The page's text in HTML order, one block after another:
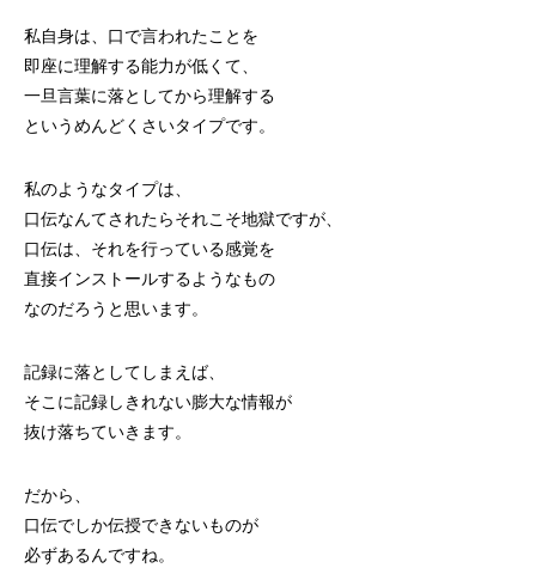
私自身は、口で言われたことを
即座に理解する能力が低くて、
一旦言葉に落としてから理解する
というめんどくさいタイプです。
私のようなタイプは、
口伝なんてされたらそれこそ地獄ですが、
口伝は、それを行っている感覚を
直接インストールするようなもの
なのだろうと思います。
記録に落としてしまえば、
そこに記録しきれない膨大な情報が
抜け落ちていきます。
だから、
口伝でしか伝授できないものが
必ずあるんですね。